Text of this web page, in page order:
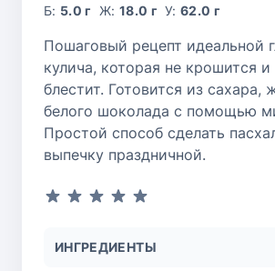
Б: 5.0 г Ж: 18.0 г У:62.0 г
Пошаговый рецепт идеальной
кулича, которая не крошится и
блестит. Готовится из сахара,
белого шоколада с помощью
Простой способ сделать
выпечку праздничной.
ИНГРЕДИЕНТЫ